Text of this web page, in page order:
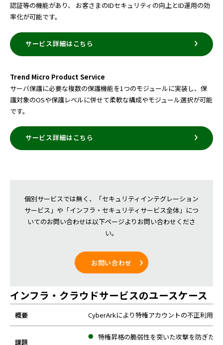
認証等の機能があり、 お客さまのIDセキュリティの向上とID運用の効
率化が可能です。
サービス詳細はこちら
Trend Micro Product Service
サーバ保護に必要な複数の保護機能を1つのモジュールに実装し、保
護対象のOSや保護レベルに併せて柔軟な構成やモジュール選択が可能
です。
サービス詳細はこちら
個別サービスでは無く、「セキュリティインテグレーション
サービス」や「インフラ・セキュリティサービス全体」につ
いてのお問い合わせは以下ページよりお問い合わせくださ
い。
お問い合わせ
インフラ・クラウドサービスのユースケース
概要 CyberArkにより特権アカウントの不正利用を
課題
特権昇格の脆弱性を突いた攻撃を防ぎたい